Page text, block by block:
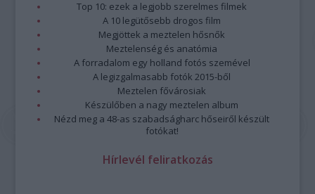
Top 10: ezek a legjobb szerelmes filmek
A 10 legütősebb drogos film
Megjöttek a meztelen hősnők
Meztelenség és anatómia
A forradalom egy holland fotós szemével
A legizgalmasabb fotók 2015-ből
Meztelen fővárosiak
Készülőben a nagy meztelen album
Nézd meg a 48-as szabadságharc hőseiről készült
fotókat!
Hírlevél feliratkozás